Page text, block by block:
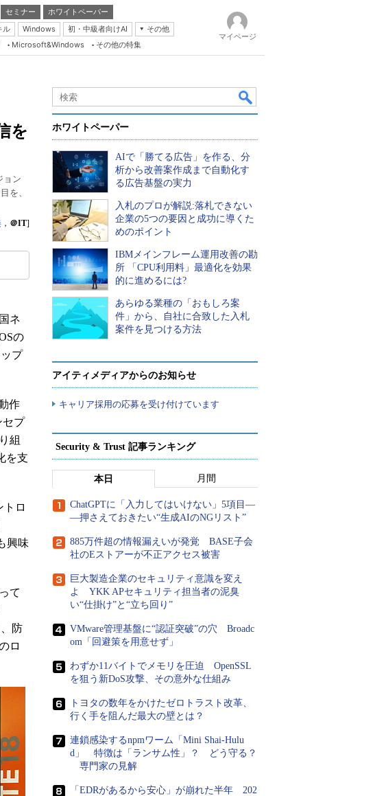
セミナー
ホワイトペーパー
ル Windows 初・中級者向けAI
その他
Server & Storage
Java Agile
Database Expert
Linux ＆ OSS
Master of IP Network
Security & Trust
Test & Tools
Microsoft&Windows その他の特集
マイページ
を
ョン
を、
， ＠IT]
ネ
の
プ
作
セプ
組
を支
トロ
興味
て
防
ロ
ホワイトペーパー
AIで「勝てる広告」を作る、分
析から改善案作成まで自動化す
る広告基盤の実力
入札のプロが解説:落札できない
企業の5つの要因と成功に導くた
めのポイント
IBMメインフレーム運用改善の勘
所 「CPU利用料」最適化を効果
的に進めるには?
あらゆる業種の「おもしろ案
件」から、自社に合致した入札
案件を見つける方法
アイティメディアからのお知らせ
キャリア採用の応募を受け付けています
Security & Trust 記事ランキング
本日 月間
ChatGPTに「入力してはいけない」5項目―
―押さえておきたい“生成AIのNGリスト”
885万件超の情報漏えいが発覚 BASE子会
社のEストアーが不正アクセス被害
巨大製造企業のセキュリティ意識を変え
よ YKK APセキュリティ担当者の泥臭
い“仕掛け”と“立ち回り”
VMware管理基盤に“認証突破”の穴 Broadc
om「回避策を用意せず」
わずか11バイトでメモリを圧迫 OpenSSL
を狙う新DoS攻撃、その意外な仕組み
トヨタの数年をかけたゼロトラスト改革、
行く手を阻んだ最大の壁とは？
連鎖感染するnpmワーム「Mini Shai-Hulu
d」 特徴は「ランサム性」？ どう守る？
専門家の見解
「EDRがあるから安心」が崩れた半年 202